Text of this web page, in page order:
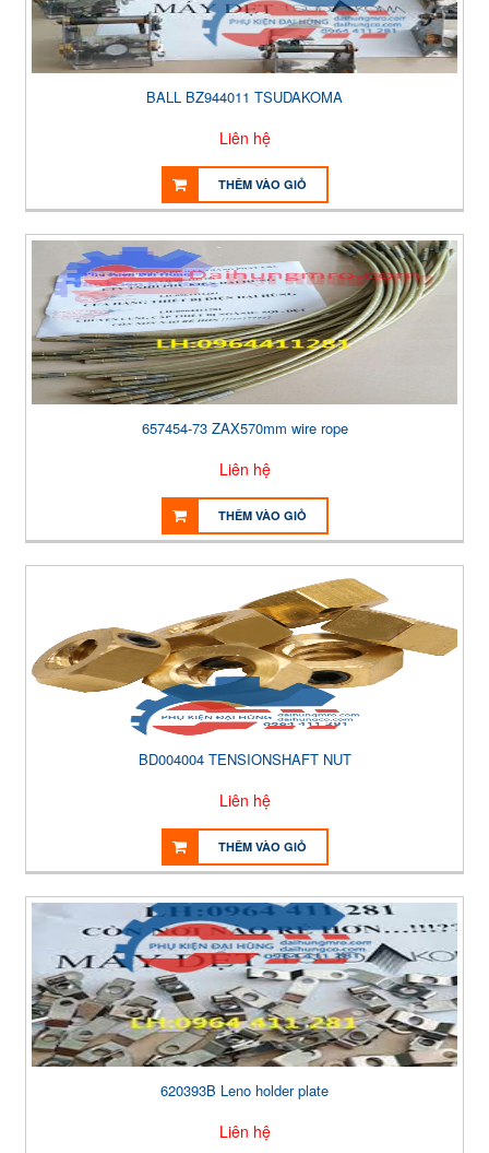
BALL BZ944011 TSUDAKOMA
Liên hệ
THÊM VÀO GIỎ
657454-73 ZAX570mm wire rope
Liên hệ
THÊM VÀO GIỎ
BD004004 TENSIONSHAFT NUT
Liên hệ
THÊM VÀO GIỎ
620393B Leno holder plate
Liên hệ